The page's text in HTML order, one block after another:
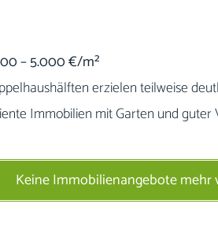
– 5.000 €/m²
erzielen teilweise
Immobilien mit Garten und guter
Keine Immobilienangebote mehr